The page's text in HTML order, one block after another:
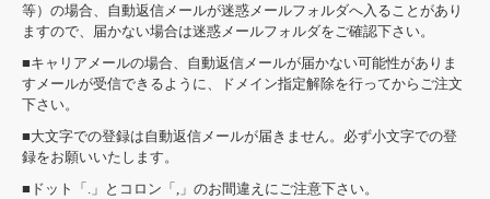
等）の場合、自動返信メールが迷惑メールフォルダへ入ることがあり
ますので、届かない場合は迷惑メールフォルダをご確認下さい。
■キャリアメールの場合、自動返信メールが届かない可能性がありま
すメールが受信できるように、ドメイン指定解除を行ってからご注文
下さい。
■大文字での登録は自動返信メールが届きません。必ず小文字での登
録をお願いいたします。
■ドット「.」とコロン「,」のお間違えにご注意下さい。